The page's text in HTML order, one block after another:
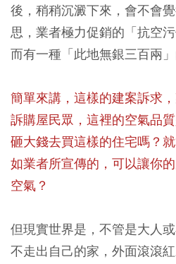
後，稍稍沉澱下來，會不會
思，業者極力促銷的「抗空
而有一種「此地無銀三百兩
簡單來講，這樣的建案訴求
訴購屋民眾，這裡的空氣品
砸大錢去買這樣的住宅嗎？
如業者所宣傳的，可以讓你
空氣？
但現實世界是，不管是大人
不走出自己的家，外面滾滾